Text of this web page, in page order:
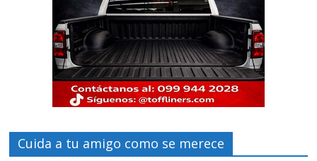
Cuida a tu amigo como se merece